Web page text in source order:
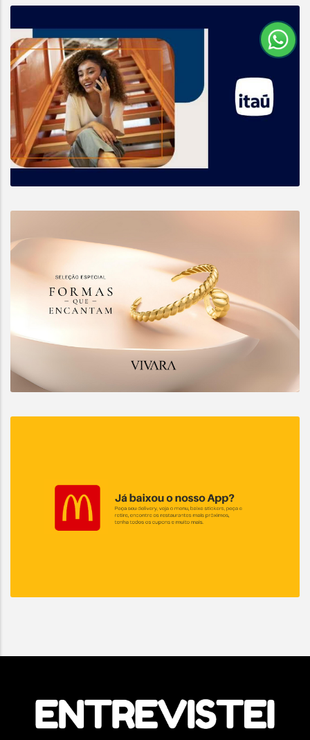
Termos de Uso e Privacidade
entendemos que você concorda com nossos Termos
de Uso e Privacidade.